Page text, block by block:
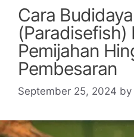
Cara
(Paradisefish)
Pemijahan
Pembesaran
September 25, 2024 by